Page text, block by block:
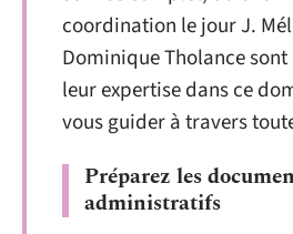
coordination le jour J.
Dominique Tholance
leur expertise dans ce
vous guider à travers
Préparez les
administratifs